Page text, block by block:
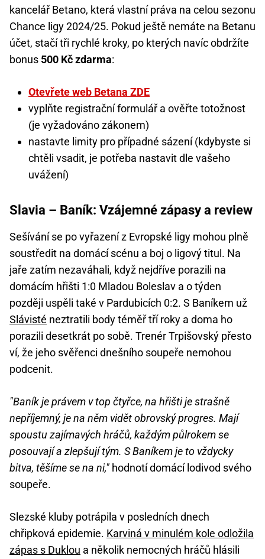
kancelář Betano, která vlastní práva na celou sezonu
Chance ligy 2024/25. Pokud ještě nemáte na Betanu
účet, stačí tři rychlé kroky, po kterých navíc obdržíte
bonus 500 Kč zdarma:
Otevřete web Betana ZDE
vyplňte registrační formulář a ověřte totožnost
(je vyžadováno zákonem)
nastavte limity pro případné sázení (kdybyste si
chtěli vsadit, je potřeba nastavit dle vašeho
uvážení)
Slavia – Baník: Vzájemné zápasy a review
Sešívání se po vyřazení z Evropské ligy mohou plně
soustředit na domácí scénu a boj o ligový titul. Na
jaře zatím nezaváhali, když nejdříve porazili na
domácím hřišti 1:0 Mladou Boleslav a o týden
později uspěli také v Pardubicích 0:2. S Baníkem už
Slávisté neztratili body téměř tří roky a doma ho
porazili desetkrát po sobě. Trenér Trpišovský přesto
ví, že jeho svěřenci dnešního soupeře nemohou
podcenit.
"Baník je právem v top čtyřce, na hřišti je strašně
nepříjemný, je na něm vidět obrovský progres. Mají
spoustu zajímavých hráčů, každým půlrokem se
posouvají a zlepšují tým. S Baníkem je to vždycky
bitva, těšíme se na ni," hodnotí domácí lodivod svého
soupeře.
Slezské kluby potrápila v posledních dnech
chřipková epidemie. Karviná v minulém kole odložila
zápas s Duklou a několik nemocných hráčů hlásili